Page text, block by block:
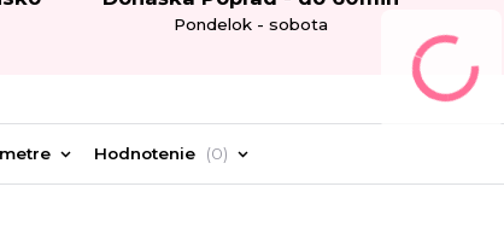
Pondelok - sobota
Hodnotenie 0